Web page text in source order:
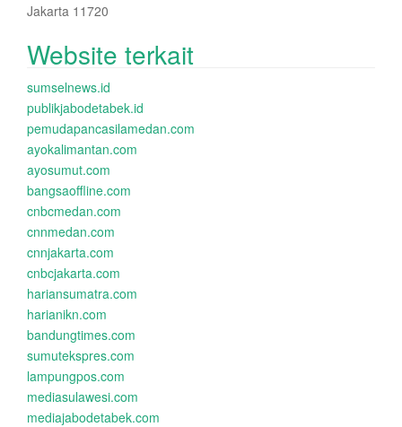
Jakarta 11720
Website terkait
sumselnews.id
publikjabodetabek.id
pemudapancasilamedan.com
ayokalimantan.com
ayosumut.com
bangsaoffline.com
cnbcmedan.com
cnnmedan.com
cnnjakarta.com
cnbcjakarta.com
hariansumatra.com
harianikn.com
bandungtimes.com
sumutekspres.com
lampungpos.com
mediasulawesi.com
mediajabodetabek.com